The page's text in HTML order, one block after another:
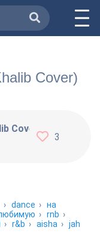
Cover)
Cover)
3
›dance ›на
›rnb ›
›r&b ›aisha ›jah